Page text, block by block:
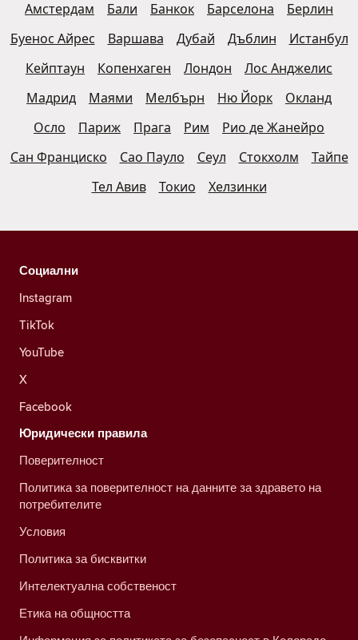
Амстердам Бали Банкок Барселона
Берлин
Буенос Айрес
Варшава Дубай Дъблин
Истанбул
Кейптаун
Копенхаген Лондон
Лос Анджелис
Мадрид
Маями Мелбърн Ню Йорк
Окланд
Осло
Париж Прага Рим
Рио де Жанейро
Сан Франциско
Сао Пауло Сеул Стокхолм
Тайпе
Тел Авив
Токио Хелзинки
Социални
Instagram
TikTok
YouTube
X
Facebook
Юридически правила
Поверителност
Политика за поверителност на данните за здравето на
потребителите
Условия
Политика за бисквитки
Интелектуална собственост
Етика на общността